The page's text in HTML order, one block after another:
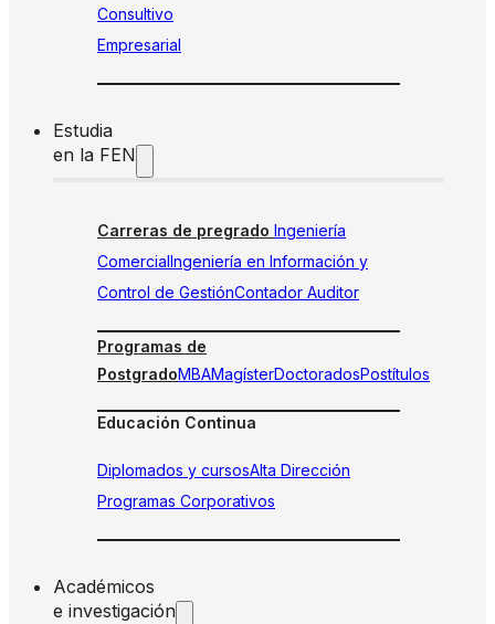
Consultivo
Empresarial
Estudia
en la FEN
Carreras de pregrado Ingeniería
ComercialIngeniería en Información y
Control de GestiónContador Auditor
Programas de
PostgradoMBAMagísterDoctoradosPostítulos
Educación Continua
Diplomados y cursosAlta Dirección
Programas Corporativos
Académicos
e investigación